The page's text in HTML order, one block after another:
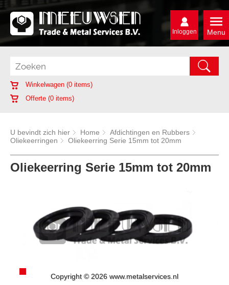
Menu
Inloggen
Winkelwagen (0 items)
Offerte (0 items)
U bevindt zich hier Home
Afdichtingen en Rubbers
Oliekeerringen
Oliekeerring Serie 15mm tot 20mm
Oliekeerring Serie 15mm tot 20mm
Copyright © 2026 www.metalservices.nl